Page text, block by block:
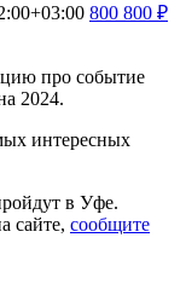
800 800 ₽
про событие
2024.
интересных
в Уфе.
сайте, сообщите